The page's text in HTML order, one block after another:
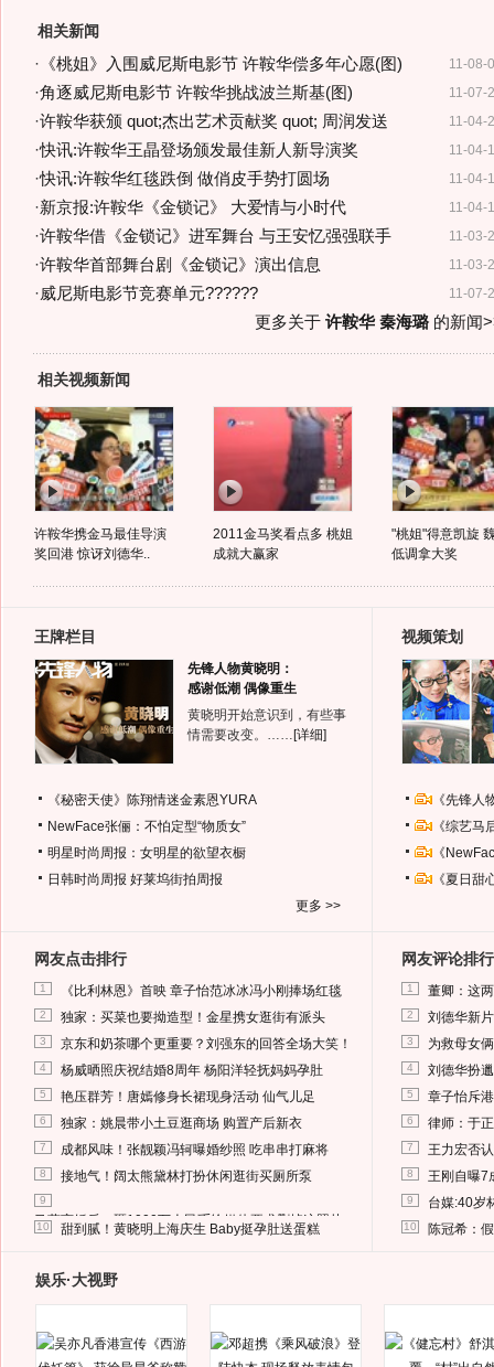
相关新闻
11-08-
· 《桃姐》入围威尼斯电影节 许鞍华偿多年心愿(图)
11-07-
·角逐威尼斯电影节 许鞍华挑战波兰斯基(图)
11-04-
·许鞍华获颁 quot;杰出艺术贡献奖 quot; 周润发送
11-04-
·快讯:许鞍华王晶登场颁发最佳新人新导演奖
11-04-
·快讯:许鞍华红毯跌倒 做俏皮手势打圆场
11-04-
·新京报:许鞍华《金锁记》 大爱情与小时代
11-03-
·许鞍华借《金锁记》进军舞台 与王安忆强强联手
11-03-
·许鞍华首部舞台剧《金锁记》演出信息
11-07-
·威尼斯电影节竞赛单元??????
更多关于 许鞍华 秦海璐的新闻
相关视频新闻
许鞍华携金马最佳导演
奖回港 惊讶刘德华..
2011金马奖看点多 桃姐
成就大赢家
"桃姐"得意凯旋
低调拿大奖
王牌栏目
先锋人物黄晓明：
感谢低潮 偶像重生
黄晓明开始意识到，有些事
情需要改变。…… [详细]
《秘密天使》陈翔情迷金素恩YURA
NewFace张俪：不怕定型“物质女”
明星时尚周报：女明星的欲望衣橱
日韩时尚周报 好莱坞街拍周报
更多 >>
视频策划
《先锋
《综艺
《
《夏日
网友点击排行
1 《比利林恩》首映 章子怡范冰冰冯小刚捧场红毯
2 独家：买菜也要拗造型！金星携女逛街有派头
3 京东和奶茶哪个更重要？刘强东的回答全场大笑！
4 杨威晒照庆祝结婚8周年 杨阳洋轻抚妈妈孕肚
5 艳压群芳！唐嫣修身长裙现身活动 仙气儿足
6 独家：姚晨带小土豆逛商场 购置产后新衣
7 成都风味！张靓颖冯轲曝婚纱照 吃串串打麻将
8 接地气！阔太熊黛林打扮休闲逛街买厕所泵
9
马蓉离婚后，砸1000万人民币给媒体要求删掉这照片
10 甜到腻！黄晓明上海庆生 Baby挺孕肚送蛋糕
网友评论排行
1 董卿：这
2 刘德华新
3 为救母女
4 刘德华扮
5 章子怡斥
6 律师：于
7 王力宏否
8 王刚自曝7
9 台媒:40岁
10 陈冠希：
娱乐·大视野